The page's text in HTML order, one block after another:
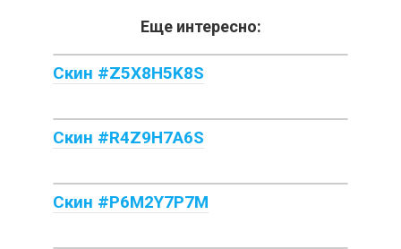
Еще интересно:
Скин #Z5X8H5K8S
Скин #R4Z9H7A6S
Скин #P6M2Y7P7M